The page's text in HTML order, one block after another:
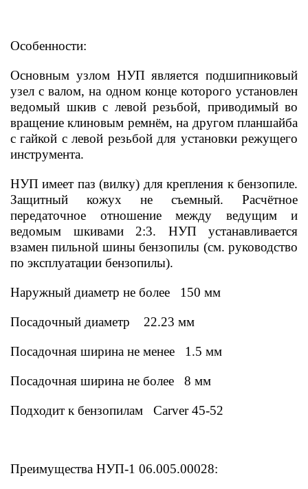
Особенности:
Основным узлом НУП является подшипниковый
узел с валом, на одном конце которого установлен
ведомый шкив с левой резьбой, приводимый во
вращение клиновым ремнём, на другом планшайба
с гайкой с левой резьбой для установки режущего
инструмента.
НУП имеет паз (вилку) для крепления к бензопиле.
Защитный кожух не съемный. Расчётное
передаточное отношение между ведущим и
ведомым шкивами 2:3. НУП устанавливается
взамен пильной шины бензопилы (см. руководство
по эксплуатации бензопилы).
Наружный диаметр не более 150 мм
Посадочный диаметр 22.23 мм
Посадочная ширина не менее 1.5 мм
Посадочная ширина не более 8 мм
Подходит к бензопилам Carver 45-52
Преимущества НУП-1 06.005.00028: